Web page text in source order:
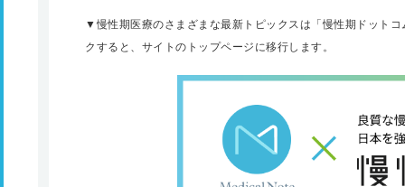
▼慢性期医療のさまざまな最新トピックスは「慢性期ドット
クすると、サイトのトップページに移行します。